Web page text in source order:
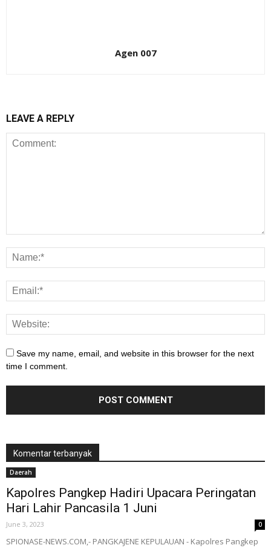
Agen 007
LEAVE A REPLY
Save my name, email, and website in this browser for the next
time I comment.
Komentar terbanyak
Daerah
Kapolres Pangkep Hadiri Upacara Peringatan
Hari Lahir Pancasila 1 Juni
June 3, 2023 0
SPIONASE-NEWS.COM,- PANGKAJENE KEPULAUAN - Kapolres Pangkep